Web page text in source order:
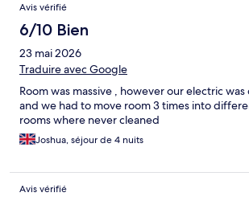
Avis vérifié
6/10 Bien
23 mai 2026
Traduire avec Google
Room was massive , however our electric
and we had to move room 3 times into
rooms where never cleaned
Joshua, séjour de 4 nuits
Avis vérifié